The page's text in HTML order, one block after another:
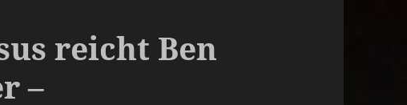
reicht Ben
–